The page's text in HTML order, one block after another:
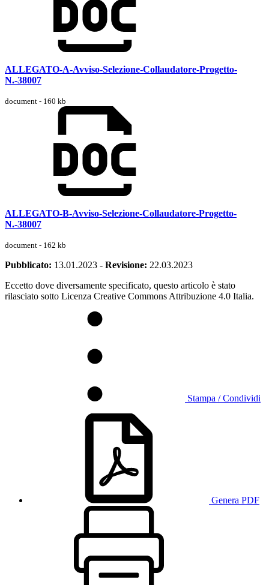
ALLEGATO-A-Avviso-Selezione-Collaudatore-Progetto-
N.-38007
document - 160 kb
ALLEGATO-B-Avviso-Selezione-Collaudatore-Progetto-
N.-38007
document - 162 kb
Pubblicato: 13.01.2023 - Revisione: 22.03.2023
Eccetto dove diversamente specificato, questo articolo è stato
rilasciato sotto Licenza Creative Commons Attribuzione 4.0 Italia.
Stampa / Condividi
Genera PDF